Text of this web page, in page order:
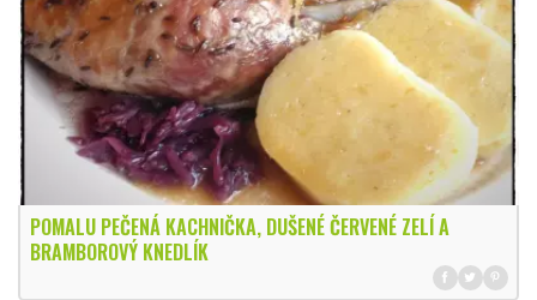
POMALU PEČENÁ KACHNIČKA, DUŠENÉ ČERVENÉ ZELÍ A
BRAMBOROVÝ KNEDLÍK